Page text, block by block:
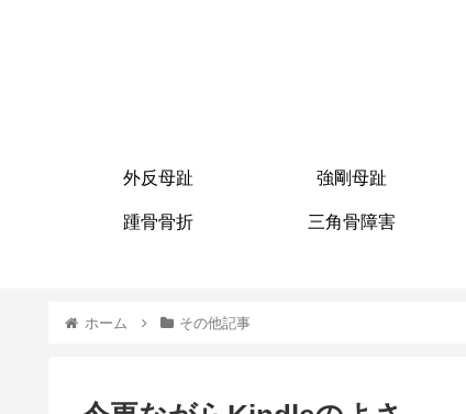
外反母趾 強剛母趾
踵骨骨折 三角骨障害
ホーム その他記事